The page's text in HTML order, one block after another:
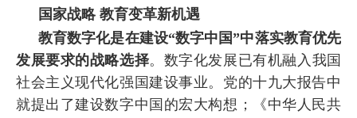
国家战略 教育变革新机遇
教育数字化是在建设“数字中国”中落实教育优先
发展要求的战略选择。数字化发展已有机融入我国
社会主义现代化强国建设事业。党的十九大报告中
就提出了建设数字中国的宏大构想；《中华人民共